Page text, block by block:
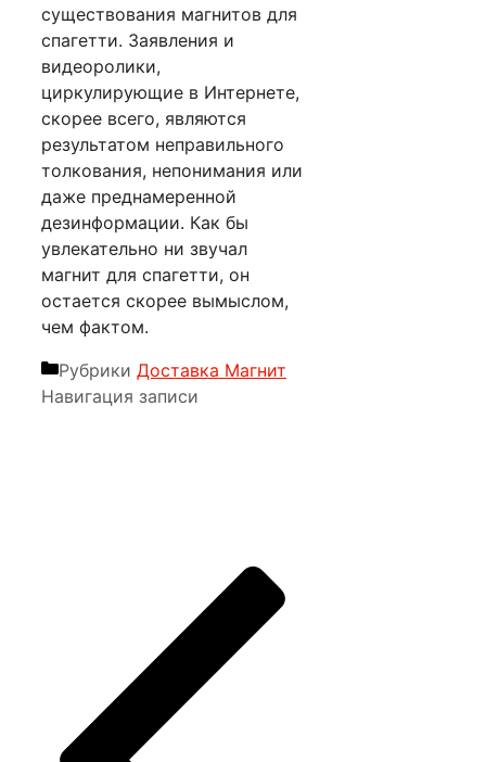
существования магнитов для
спагетти. Заявления и
видеоролики,
циркулирующие в Интернете,
скорее всего, являются
результатом неправильного
толкования, непонимания или
даже преднамеренной
дезинформации. Как бы
увлекательно ни звучал
магнит для спагетти, он
остается скорее вымыслом,
чем фактом.
Рубрики Доставка Магнит
Навигация записи